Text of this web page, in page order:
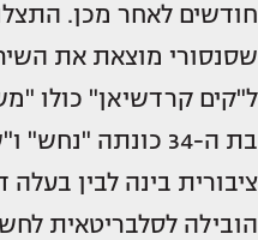
חודשים לאחר מכן.
שסנסורי מוצאת את השיר
ל"קים קרדשיאן" כולו
בת ה-34 כונתה
הובילה לסלבריטאית